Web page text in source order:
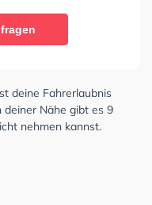
deine Fahrerlaubnis
deiner Nähe gibt es 9
nehmen kannst.